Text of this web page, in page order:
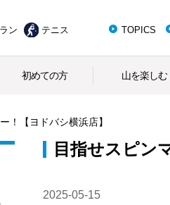
ラン テニス TOPICS
初めての方 山を楽しむ
！【ヨドバシ横浜店】
目指せスピン
2025-05-15